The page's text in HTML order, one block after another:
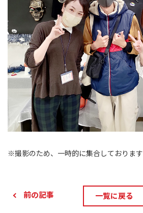
※撮影のため、一時的に集合しております
前の記事 一覧に戻る